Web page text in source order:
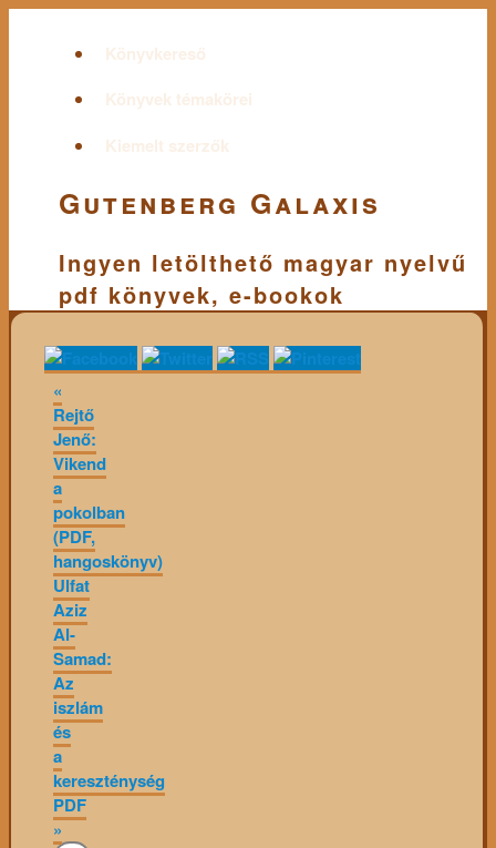
Könyvkereső
Könyvek témakörei
Kiemelt szerzők
Gutenberg Galaxis
Ingyen letölthető magyar nyelvű
pdf könyvek, e-bookok
«
Rejtő
Jenő:
Vikend
a
pokolban
(PDF,
hangoskönyv)
Ulfat
Aziz
Al-
Samad:
Az
iszlám
és
a
kereszténység
PDF
»